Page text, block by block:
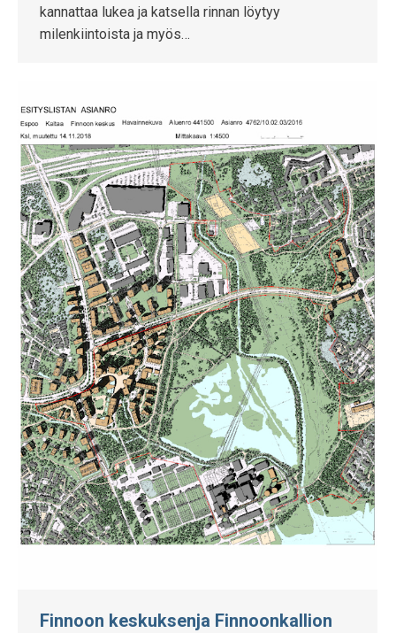
kannattaa lukea ja katsella rinnan löytyy
milenkiintoista ja myös…
Finnoon keskuksenja Finnoonkallion